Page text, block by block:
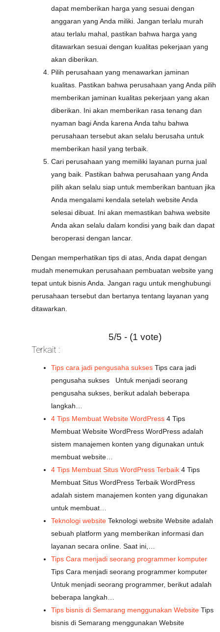
dapat memberikan harga yang sesuai dengan
anggaran yang Anda miliki. Jangan terlalu murah
atau terlalu mahal, pastikan bahwa harga yang
ditawarkan sesuai dengan kualitas pekerjaan yang
akan diberikan.
Pilih perusahaan yang menawarkan jaminan
kualitas. Pastikan bahwa perusahaan yang Anda pilih
memberikan jaminan kualitas pekerjaan yang akan
diberikan. Ini akan memberikan rasa tenang dan
nyaman bagi Anda karena Anda tahu bahwa
perusahaan tersebut akan selalu berusaha untuk
memberikan hasil yang terbaik.
Cari perusahaan yang memiliki layanan purna jual
yang baik. Pastikan bahwa perusahaan yang Anda
pilih akan selalu siap untuk memberikan bantuan jika
Anda mengalami kendala setelah website Anda
selesai dibuat. Ini akan memastikan bahwa website
Anda akan selalu dalam kondisi yang baik dan dapat
beroperasi dengan lancar.
Dengan memperhatikan tips di atas, Anda dapat dengan
mudah menemukan perusahaan pembuatan website yang
tepat untuk bisnis Anda. Jangan ragu untuk menghubungi
perusahaan tersebut dan bertanya tentang layanan yang
ditawarkan.
5/5 - (1 vote)
Terkait :
Tips cara jadi pengusaha sukses Tips cara jadi
pengusaha sukses Untuk menjadi seorang
pengusaha sukses, berikut adalah beberapa
langkah…
4 Tips Membuat Website WordPress 4 Tips
Membuat Website WordPress WordPress adalah
sistem manajemen konten yang digunakan untuk
membuat website…
4 Tips Membuat Situs WordPress Terbaik 4 Tips
Membuat Situs WordPress Terbaik WordPress
adalah sistem manajemen konten yang digunakan
untuk membuat…
Teknologi website Teknologi website Website adalah
sebuah platform yang memberikan informasi dan
layanan secara online. Saat ini,…
Tips Cara menjadi seorang programmer komputer
Tips Cara menjadi seorang programmer komputer
Untuk menjadi seorang programmer, berikut adalah
beberapa langkah…
Tips bisnis di Semarang menggunakan Website Tips
bisnis di Semarang menggunakan Website